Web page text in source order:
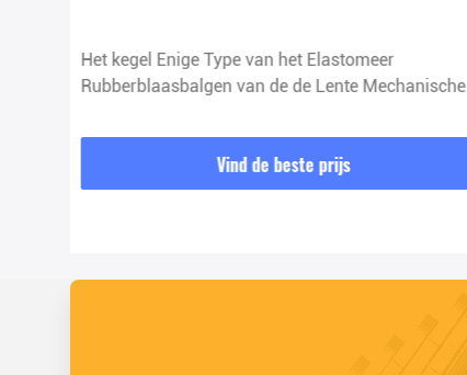
Het kegel Enige Type van het Elastomeer
Rubberblaasbalgen van de de Lente Mechanische
Vind de beste prijs